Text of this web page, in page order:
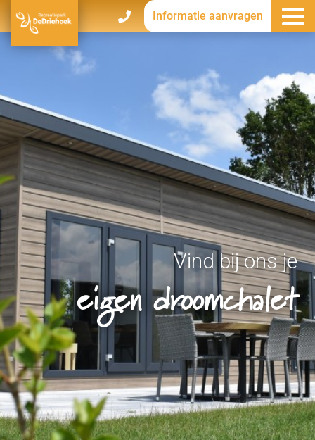
Informatie aanvragen
Vind bij ons je
eigen droomchalet